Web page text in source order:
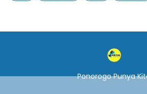
Ponorogo Punya